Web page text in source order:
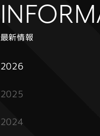
最新情報
2026
2025
2024